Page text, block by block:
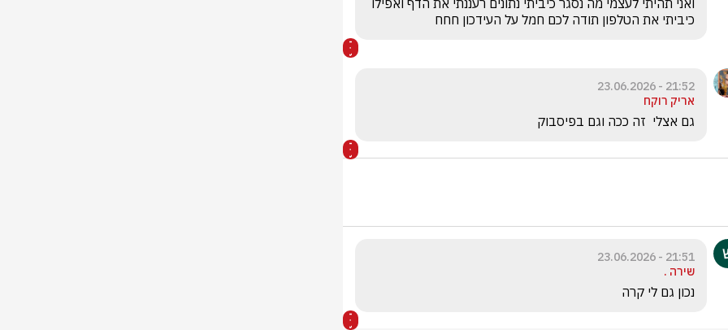
כיביתי את הטלפון תודה לכם חמל על העידכון חחח
21:52 - 23.06.2026
אריק רוקח
גם אצלי  זה ככה וגם בפיסבוק
21:51 - 23.06.2026
שירה .
נכון גם לי קרה